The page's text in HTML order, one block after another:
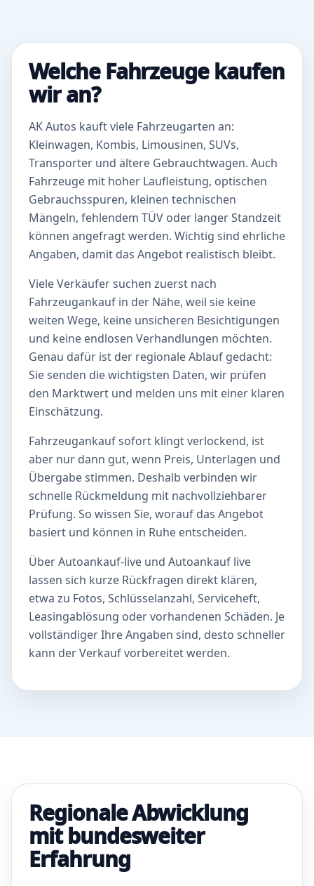
Welche Fahrzeuge kaufen
wir an?
AK Autos kauft viele Fahrzeugarten an:
Kleinwagen, Kombis, Limousinen, SUVs,
Transporter und ältere Gebrauchtwagen. Auch
Fahrzeuge mit hoher Laufleistung, optischen
Gebrauchsspuren, kleinen technischen
Mängeln, fehlendem TÜV oder langer Standzeit
können angefragt werden. Wichtig sind ehrliche
Angaben, damit das Angebot realistisch bleibt.
Viele Verkäufer suchen zuerst nach
Fahrzeugankauf in der Nähe, weil sie keine
weiten Wege, keine unsicheren Besichtigungen
und keine endlosen Verhandlungen möchten.
Genau dafür ist der regionale Ablauf gedacht:
Sie senden die wichtigsten Daten, wir prüfen
den Marktwert und melden uns mit einer klaren
Einschätzung.
Fahrzeugankauf sofort klingt verlockend, ist
aber nur dann gut, wenn Preis, Unterlagen und
Übergabe stimmen. Deshalb verbinden wir
schnelle Rückmeldung mit nachvollziehbarer
Prüfung. So wissen Sie, worauf das Angebot
basiert und können in Ruhe entscheiden.
Über Autoankauf-live und Autoankauf live
lassen sich kurze Rückfragen direkt klären,
etwa zu Fotos, Schlüsselanzahl, Serviceheft,
Leasingablösung oder vorhandenen Schäden. Je
vollständiger Ihre Angaben sind, desto schneller
kann der Verkauf vorbereitet werden.
Regionale Abwicklung
mit bundesweiter
Erfahrung